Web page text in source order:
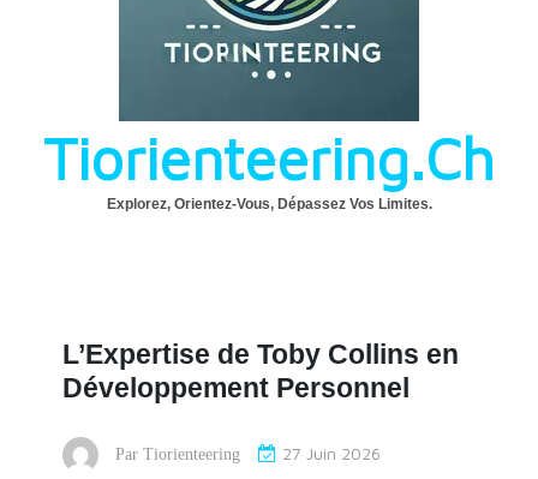
Tiorienteering.ch
Explorez, Orientez-Vous, Dépassez Vos Limites.
L’Expertise de Toby Collins en
Développement Personnel
Par Tiorienteering 27 Juin 2026